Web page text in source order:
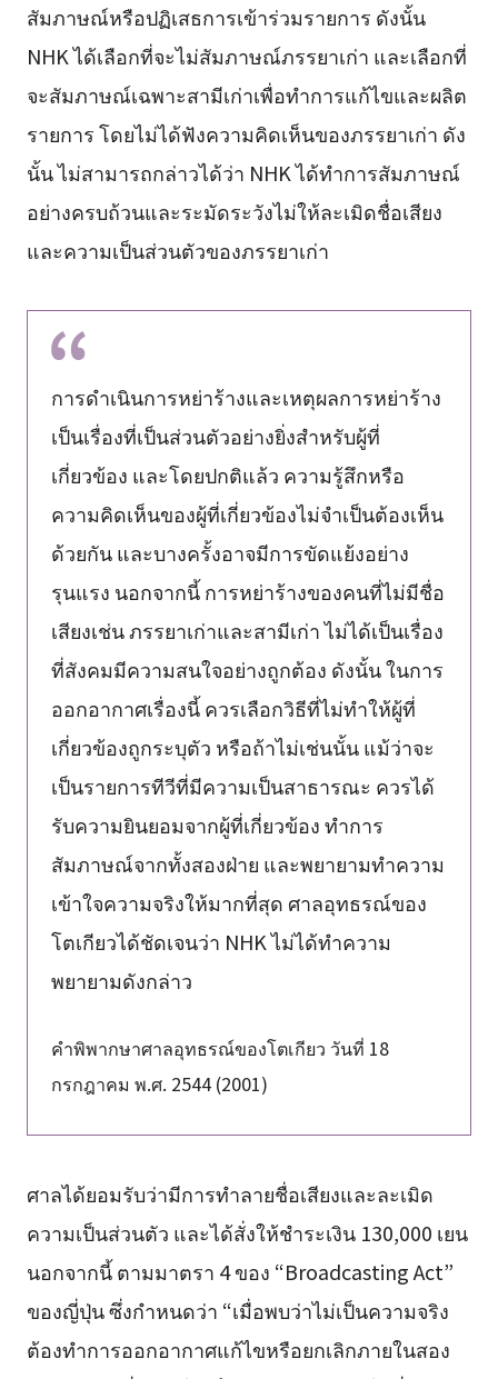
สัมภาษณ์หรือปฏิเสธการเข้าร่วมรายการ ดังนั้น
NHK ได้เลือกที่จะไม่สัมภาษณ์ภรรยาเก่า และเลือกที่
จะสัมภาษณ์เฉพาะสามีเก่าเพื่อทำการแก้ไขและผลิต
รายการ โดยไม่ได้ฟังความคิดเห็นของภรรยาเก่า ดัง
นั้น ไม่สามารถกล่าวได้ว่า NHK ได้ทำการสัมภาษณ์
อย่างครบถ้วนและระมัดระวังไม่ให้ละเมิดชื่อเสียง
และความเป็นส่วนตัวของภรรยาเก่า
การดำเนินการหย่าร้างและเหตุผลการหย่าร้าง
เป็นเรื่องที่เป็นส่วนตัวอย่างยิ่งสำหรับผู้ที่
เกี่ยวข้อง และโดยปกติแล้ว ความรู้สึกหรือ
ความคิดเห็นของผู้ที่เกี่ยวข้องไม่จำเป็นต้องเห็น
ด้วยกัน และบางครั้งอาจมีการขัดแย้งอย่าง
รุนแรง นอกจากนี้ การหย่าร้างของคนที่ไม่มีชื่อ
เสียงเช่น ภรรยาเก่าและสามีเก่า ไม่ได้เป็นเรื่อง
ที่สังคมมีความสนใจอย่างถูกต้อง ดังนั้น ในการ
ออกอากาศเรื่องนี้ ควรเลือกวิธีที่ไม่ทำให้ผู้ที่
เกี่ยวข้องถูกระบุตัว หรือถ้าไม่เช่นนั้น แม้ว่าจะ
เป็นรายการทีวีที่มีความเป็นสาธารณะ ควรได้
รับความยินยอมจากผู้ที่เกี่ยวข้อง ทำการ
สัมภาษณ์จากทั้งสองฝ่าย และพยายามทำความ
เข้าใจความจริงให้มากที่สุด ศาลอุทธรณ์ของ
โตเกียวได้ชัดเจนว่า NHK ไม่ได้ทำความ
พยายามดังกล่าว
คำพิพากษาศาลอุทธรณ์ของโตเกียว วันที่ 18
กรกฎาคม พ.ศ. 2544 (2001)
ศาลได้ยอมรับว่ามีการทำลายชื่อเสียงและละเมิด
ความเป็นส่วนตัว และได้สั่งให้ชำระเงิน 130,000 เยน
นอกจากนี้ ตามมาตรา 4 ของ “Broadcasting Act”
ของญี่ปุ่น ซึ่งกำหนดว่า “เมื่อพบว่าไม่เป็นความจริง
ต้องทำการออกอากาศแก้ไขหรือยกเลิกภายในสอง